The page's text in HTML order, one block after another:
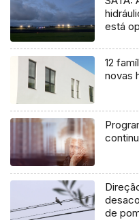
está
12
novas
de